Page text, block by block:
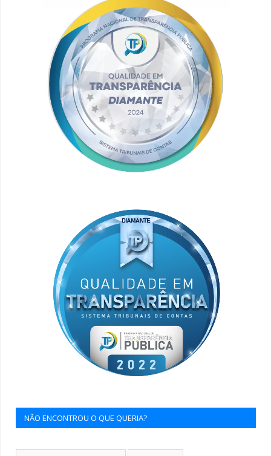
NÃO ENCONTROU O QUE QUERIA?